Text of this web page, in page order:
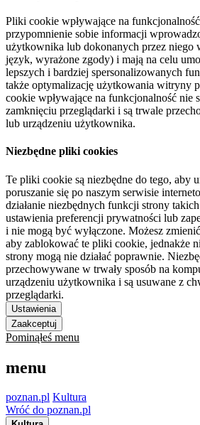
Pliki cookie wpływające na
przypomnienie sobie informacji
użytkownika lub dokonanych przez niego
język, wyrażone zgody) i mają na celu
lepszych i bardziej spersonalizowanych
także optymalizację użytkowania witryny
cookie wpływające na funkcjonalność nie
zamknięciu przeglądarki i są trwale
lub urządzeniu użytkownika.
Niezbędne pliki cookies
Te pliki cookie są niezbędne do tego, aby
poruszanie się po naszym serwisie
działanie niezbędnych funkcji strony
ustawienia preferencji prywatności lub
i nie mogą być wyłączone. Możesz
aby zablokować te pliki cookie, jednakże
strony mogą nie działać poprawnie.
przechowywane w trwały sposób na
urządzeniu użytkownika i są usuwane z
przeglądarki.
Ustawienia
Zaakceptuj
Pominąłeś menu
menu
poznan.pl Kultura
Wróć do poznan.pl